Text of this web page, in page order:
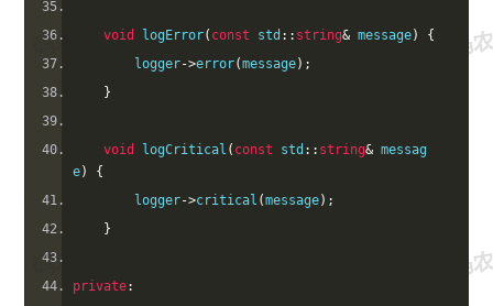
void logError( const std :: string& message)
{
logger->error(message);
}
void logCritical ( const std :: string& messag
e)
{
logger->critical (message);
}
private: